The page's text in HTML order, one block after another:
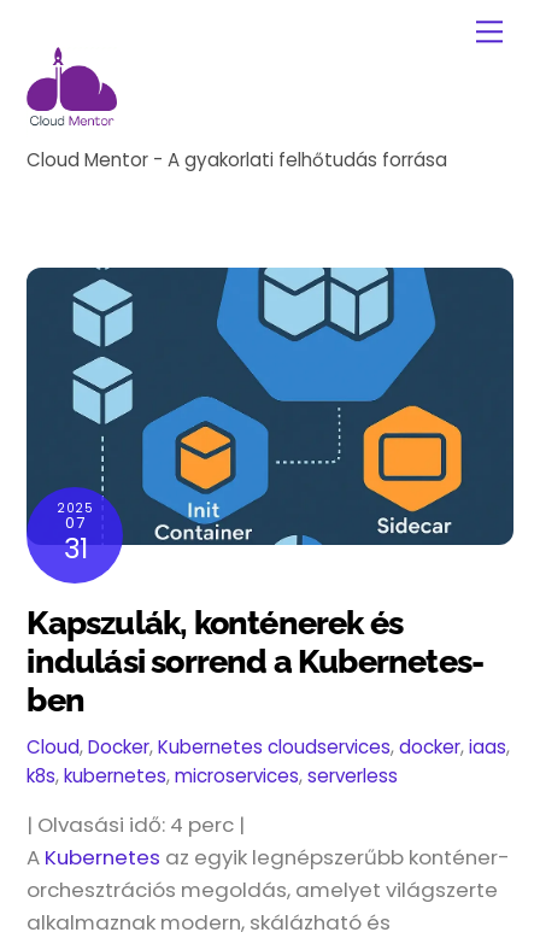
content
Cloud Mentor - A gyakorlati felhőtudás forrása
2025
07
31
Kapszulák, konténerek és
indulási sorrend a Kubernetes-
ben
Cloud,Docker,Kubernetes cloudservices,docker,iaas,
k8s,kubernetes,microservices,serverless
| Olvasási idő: 4 perc |
A Kubernetes az egyik legnépszerűbb konténer-
orchesztrációs megoldás, amelyet világszerte
alkalmaznak modern, skálázható és